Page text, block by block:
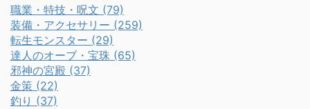
職業・特技・呪文 (79)
装備・アクセサリー (259)
転生モンスター (29)
達人のオーブ・宝珠 (65)
邪神の宮殿 (37)
金策 (22)
釣り (37)